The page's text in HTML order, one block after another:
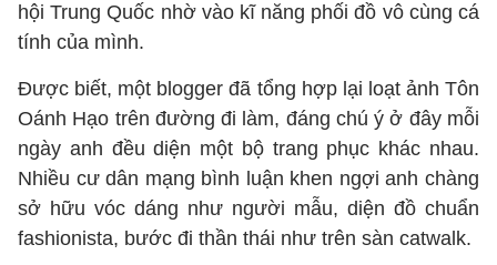
hội Trung Quốc nhờ vào kĩ năng phối đồ vô cùng cá
tính của mình.
Được biết, một blogger đã tổng hợp lại loạt ảnh Tôn
Oánh Hạo trên đường đi làm, đáng chú ý ở đây mỗi
ngày anh đều diện một bộ trang phục khác nhau.
Nhiều cư dân mạng bình luận khen ngợi anh chàng
sở hữu vóc dáng như người mẫu, diện đồ chuẩn
fashionista, bước đi thần thái như trên sàn catwalk.